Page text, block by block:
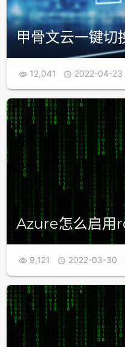
甲骨文云一键
 12,041  2022-04-23
Azure怎么启用
 9,121  2022-03-30